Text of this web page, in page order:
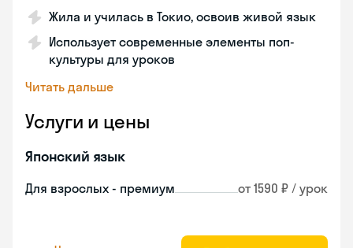
Жила и училась в Токио, освоив живой язык
Использует современные элементы поп-
культуры для уроков
Читать дальше
Услуги и цены
Японский язык
Для взрослых - премиум от 1590 ₽ / урок